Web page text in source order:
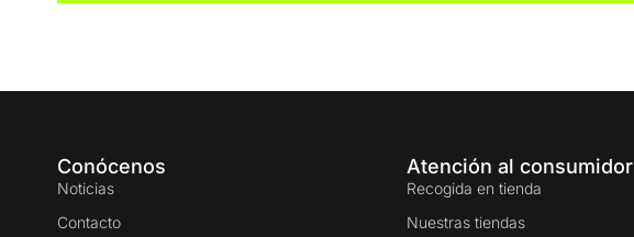
Conócenos
Noticias
Contacto
Atención al consumidor
Recogida en tienda
Nuestras tiendas